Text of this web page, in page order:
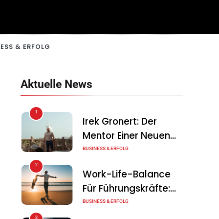
& ERFOLG
Aktuelle News
1
Irek Gronert: Der
Mentor Einer Neuen
Generation Von
BUSINESS & ERFOLG
2
Work-Life-Balance
Für Führungskräfte:
Illusion Oder Echte
BUSINESS & ERFOLG
3